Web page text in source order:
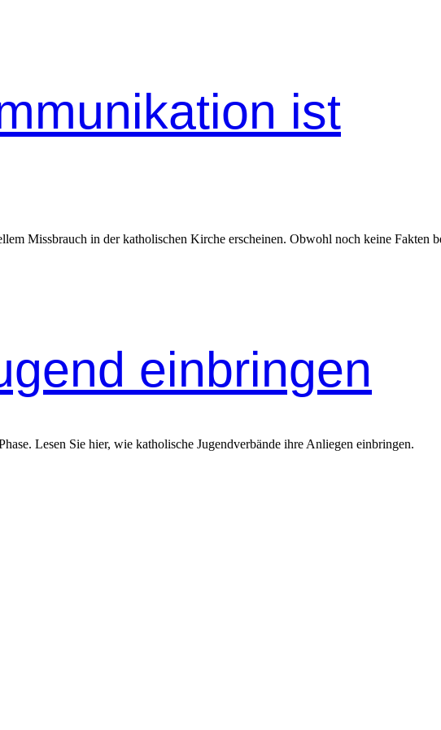
ist
Miss­brauch in der katholis­chen Kirche erscheinen. Obwohl noch keine Fak­ten
einbringen
Lesen Sie hier, wie katholische Jugendverbände ihre Anliegen einbringen.